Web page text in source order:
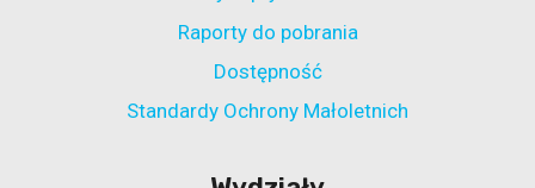
Raporty do pobrania
Dostępność
Standardy Ochrony Małoletnich